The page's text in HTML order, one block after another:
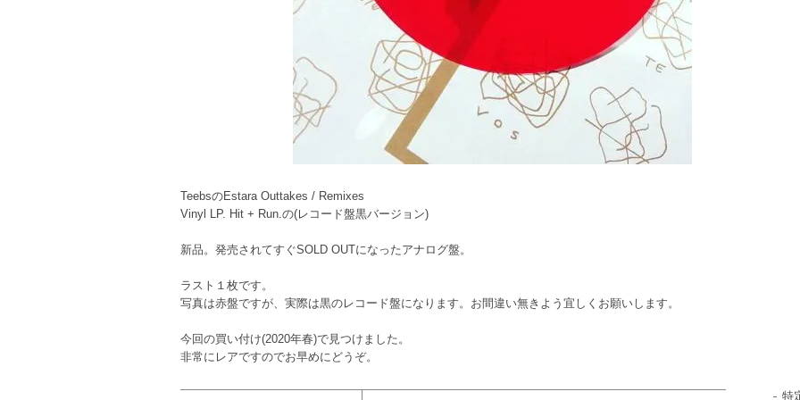
TeebsのEstara Outtakes / Remixes
Vinyl LP. Hit + Run.の(レコード盤黒バージョン)
新品。発売されてすぐSOLD OUTになったアナログ盤。
ラスト１枚です。
写真は赤盤ですが、実際は黒のレコード盤になります。お間違い無きよう宜しくお願いします。
今回の買い付け(2020年春)で見つけました。
非常にレアですのでお早めにどうぞ。
特